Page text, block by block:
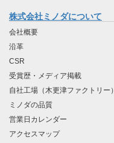
株式会社ミノダについて
会社概要
沿革
CSR
受賞歴・メディア掲載
自社工場（木更津ファクトリー）
ミノダの品質
営業日カレンダー
アクセスマップ